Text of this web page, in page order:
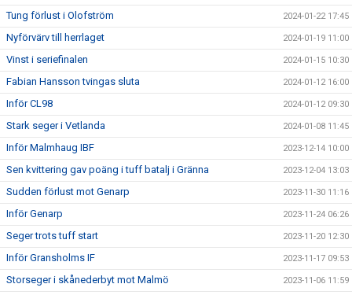
Tung förlust i Olofström 2024-01-22 17:45
Nyförvärv till herrlaget 2024-01-19 11:00
Vinst i seriefinalen 2024-01-15 10:30
Fabian Hansson tvingas sluta 2024-01-12 16:00
Inför CL98 2024-01-12 09:30
Stark seger i Vetlanda 2024-01-08 11:45
Inför Malmhaug IBF 2023-12-14 10:00
Sen kvittering gav poäng i tuff batalj i Gränna 2023-12-04 13:03
Sudden förlust mot Genarp 2023-11-30 11:16
Inför Genarp 2023-11-24 06:26
Seger trots tuff start 2023-11-20 12:30
Inför Gransholms IF 2023-11-17 09:53
Storseger i skånederbyt mot Malmö 2023-11-06 11:59